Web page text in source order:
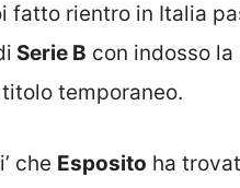
fatto rientro in Italia
Serie B con indosso
temporaneo.
che Esposito ha